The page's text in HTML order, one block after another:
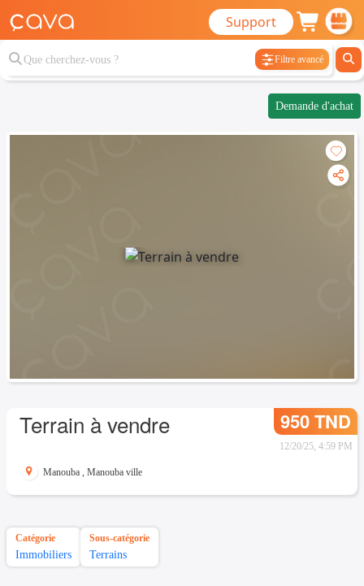
Support
Filtre avancé
Demande d'achat
Terrain à vendre 950 TND
12/20/25, 4:59 PM
Manouba , Manouba ville
Catégorie
Immobiliers
Sous-catégorie
Terrains